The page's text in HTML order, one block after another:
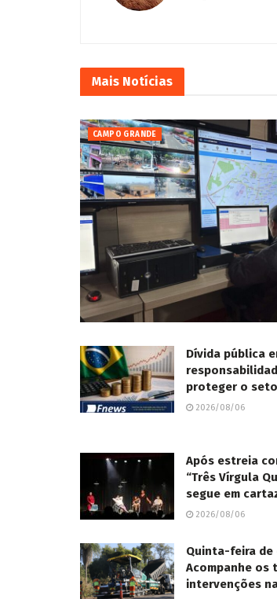
Mais Notícias
CAMPO GRANDE
Dívida pública
proteger o
2026/08/06
Após estreia
“Três Vírgula
segue em
2026/08/06
Quinta-feira de
Acompanhe os
intervenções na